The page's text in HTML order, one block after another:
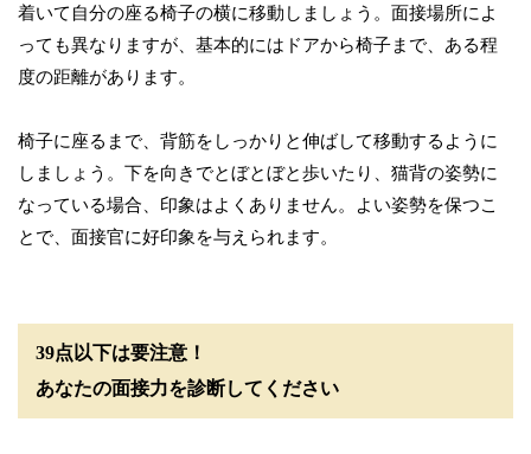
着いて自分の座る椅子の横に移動しましょう。面接場所によ
っても異なりますが、基本的にはドアから椅子まで、ある程
度の距離があります。
椅子に座るまで、背筋をしっかりと伸ばして移動するように
しましょう。下を向きでとぼとぼと歩いたり、猫背の姿勢に
なっている場合、印象はよくありません。よい姿勢を保つこ
とで、面接官に好印象を与えられます。
39点以下は要注意！
あなたの面接力を診断してください